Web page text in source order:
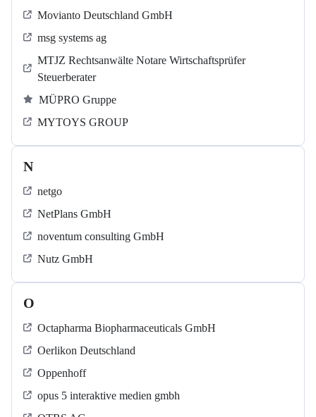
Movianto Deutschland GmbH
msg systems ag
MTJZ Rechtsanwälte Notare Wirtschaftsprüfer
Steuerberater
MÜPRO Gruppe
MYTOYS GROUP
N
netgo
NetPlans GmbH
noventum consulting GmbH
Nutz GmbH
O
Octapharma Biopharmaceuticals GmbH
Oerlikon Deutschland
Oppenhoff
opus 5 interaktive medien gmbh